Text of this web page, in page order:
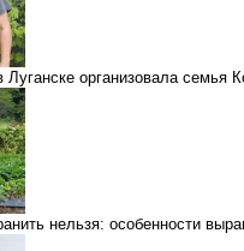
Луганске организовала
нельзя: особенности